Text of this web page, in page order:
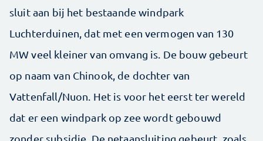
sluit aan bij het bestaande windpark
Luchterduinen, dat met een vermogen van 130
MW veel kleiner van omvang is. De bouw gebeurt
op naam van Chinook, de dochter van
Vattenfall/Nuon. Het is voor het eerst ter wereld
dat er een windpark op zee wordt gebouwd